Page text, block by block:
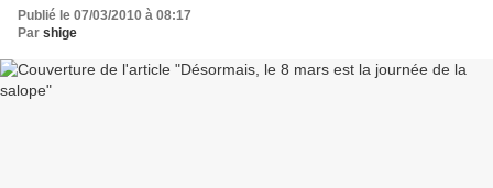
Publié le 07/03/2010 à 08:17
Par shige